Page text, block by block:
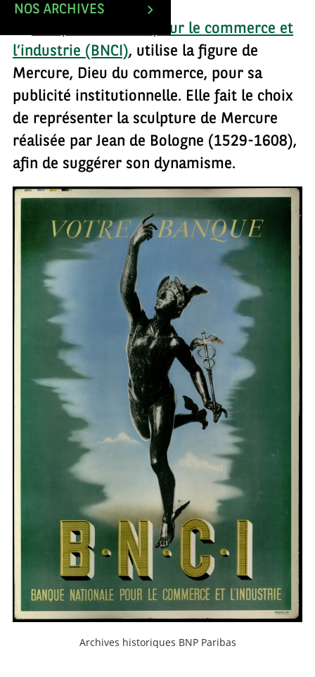
NOS ARCHIVES
Banque nationale pour le commerce et
l’industrie (BNCI), utilise la figure de
Mercure, Dieu du commerce, pour sa
publicité institutionnelle. Elle fait le choix
de représenter la sculpture de Mercure
réalisée par Jean de Bologne (1529-1608),
afin de suggérer son dynamisme.
Archives historiques BNP Paribas